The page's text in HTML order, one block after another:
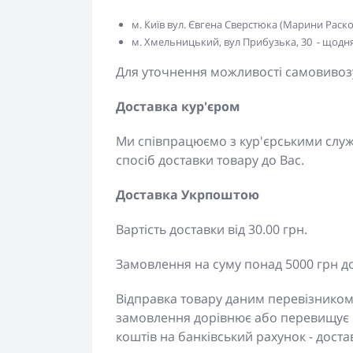
м. Київ вул. Євгена Сверстюка (Марини
м. Хмельницький, вул Прибузька, 30 -
Для уточнення можливості
Доставка кур'єром
Ми співпрацюємо з кур'єрськими
спосіб доставки товару до Вас.
Доставка Укрпоштою
Вартість доставки від 30.00 грн.
Замовлення на суму понад 5000 грн
Відправка товару даним
замовлення дорівнює або перевищує
коштів на банківський рахунок -